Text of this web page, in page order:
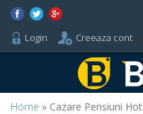
Login Creeaza cont
Home » Cazare Pensiuni